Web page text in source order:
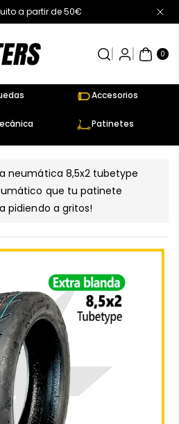
a partir de 50€
0
AR
TÍC
UL
Accesorios
Patinetes
neumática 8,5x2 tubetype
que tu patinete
pidiendo a gritos!